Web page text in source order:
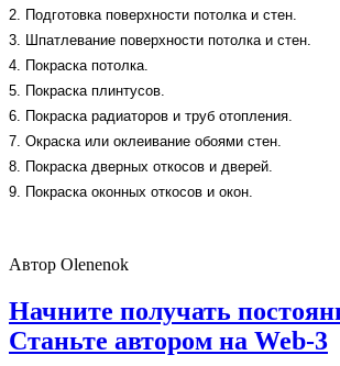
2. Подготовка поверхности потолка и стен.
3. Шпатлевание поверхности потолка и стен.
4. Покраска потолка.
5. Покраска плинтусов.
6. Покраска радиаторов и труб отопления.
7. Окраска или оклеивание обоями стен.
8. Покраска дверных откосов и дверей.
9. Покраска оконных откосов и окон.
Автор Olenenok
Начните получать
Станьте автором на Web-3